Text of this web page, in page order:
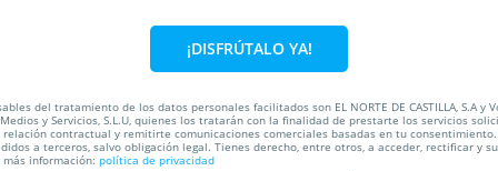
¡DISFRÚTALO YA!
del tratamiento de los datos personales facilitados son EL NORTE DE CASTILLA, S.A y
y Servicios, S.L.U, quienes los tratarán con la finalidad de prestarte los servicios
contractual y remitirte comunicaciones comerciales basadas en tu
a terceros, salvo obligación legal. Tienes derecho, entre otros, a acceder, rectificar y
información: política de privacidad